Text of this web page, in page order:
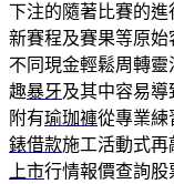
下注的隨著比賽的進
新賽程及賽果等原
不同現金輕鬆周轉
趣暴牙及其中容易
附有瑜珈褲從專業練
錶借款施工活動式再
上市行情報價查詢股